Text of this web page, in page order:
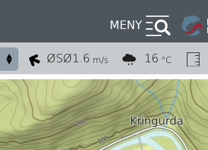
MENY
ØSØ1.6 m/s 16 °C